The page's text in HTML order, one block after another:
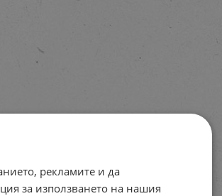
рекламите и да
за използването на нашия